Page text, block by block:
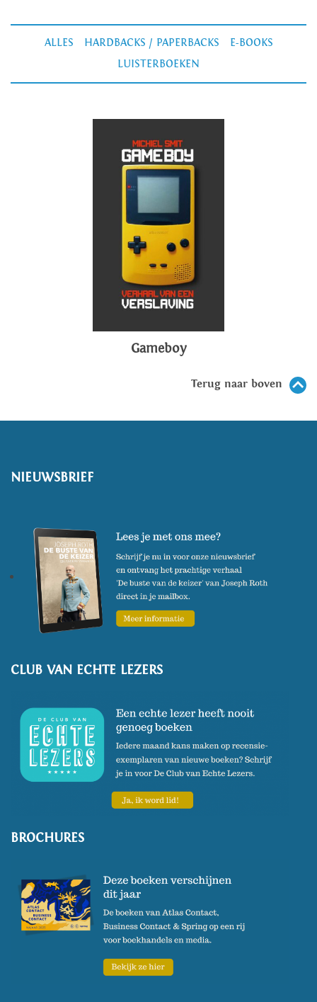
ALLES HARDBACKS / PAPERBACKS
E-BOOKS
LUISTERBOEKEN
Gameboy
Terug naar boven
NIEUWSBRIEF
CLUB VAN ECHTE LEZERS
BROCHURES